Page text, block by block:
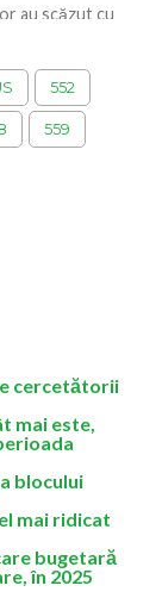
au scăzut cu
552
559
cercetătorii
mai este,
blocului
mai ridicat
bugetară
în 2025